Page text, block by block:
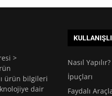
>
ürün bilgileri
dair
Nasıl Yapılır?
İpuçları
Faydalı